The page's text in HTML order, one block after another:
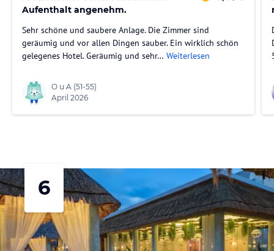
Aufenthalt angenehm.
Sehr schöne und saubere Anlage. Die Zimmer sind
geräumig und vor allen Dingen sauber. Ein wirklich schön
gelegenes Hotel. Geräumig und sehr… Weiterlesen
O u A (51-55)
April 2026
6